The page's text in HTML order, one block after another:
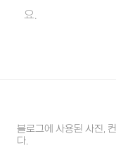
요.
블로그에 사용된 사진,
다.